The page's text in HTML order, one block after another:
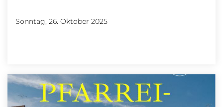
Sonntag, 26. Oktober 2025